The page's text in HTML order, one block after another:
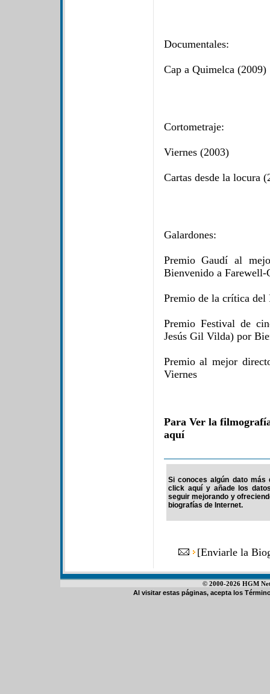
Documentales:
Cap a Quimelca (2009)
Cortometraje:
Viernes (2003)
Cartas desde la locura
Galardones:
Premio Gaudí al
Bienvenido a Farewell-
Premio de la crítica del
Premio Festival de
Jesús Gil Vilda) por
Premio al mejor
Viernes
Para Ver la
aquí
Si conoces algún dato más
click aquí y añade los
seguir mejorando y
biografías de Internet.
[Enviarle la
© 2000-2026 HGM
Al visitar estas páginas, acepta los